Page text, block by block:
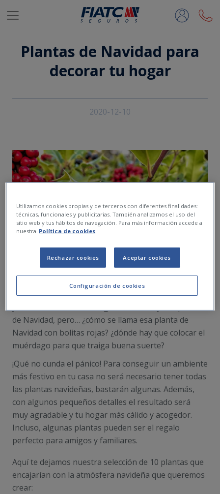
Saltar al contenido principal
Plantas de Navidad para
decorar tu hogar
2020-12-10
Las fiestas navideñas se acercan y quieres crear la
de Navidad, pero… ¿cómo se llama esa planta de
Navidad con bolitas rojas? ¿dónde hay que colocar el
muérdago para que traiga buena suerte?
¡Qué no cunda el pánico! Para conseguir un ambiente
más festivo en tu casa no será necesario tener todas
las plantas navideñas, bastarán algunas. Además,
con algunos pequeños detalles el resultado será
muy agradable y tu hogar más cálido y acogedor.
Incluso, algunas plantas pueden ser el regalo
perfecto para amigos y familiares.
Aquí te dejamos nuestra selección de 10 plantas que
encajarían con la atmósfera navideña que queremos
crear:
Utilizamos cookies propias y de terceros con diferentes finalidades:
técnicas, funcionales y publicitarias. También analizamos el uso del
sitio web y tus hábitos de navegación. Para más información accede a
nuestra Política de cookies
Configuración de cookies
Rechazar cookies Aceptar cookies